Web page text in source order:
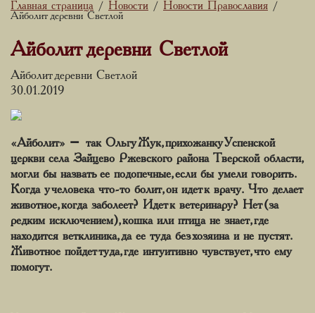
Главная страница / Новости / Новости Православия /
Айболит деревни Светлой
Айболит деревни Светлой
Айболит деревни Светлой
30.01.2019
«Айболит» – так Ольгу Жук, прихожанку Успенской
церкви села Зайцево Ржевского района Тверской области,
могли бы назвать ее подопечные, если бы умели говорить.
Когда у человека что-то болит, он идет к врачу. Что делает
животное, когда заболеет? Идет к ветеринару? Нет (за
редким исключением), кошка или птица не знает, где
находится ветклиника, да ее туда без хозяина и не пустят.
Животное пойдет туда, где интуитивно чувствует, что ему
помогут.